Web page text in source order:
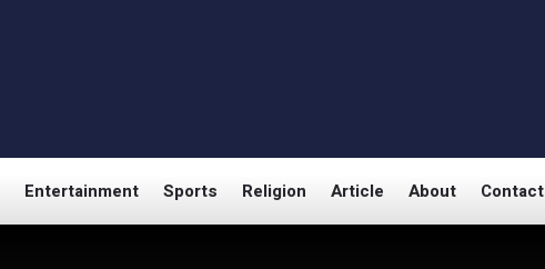
Entertainment Sports Religion Article About Contact